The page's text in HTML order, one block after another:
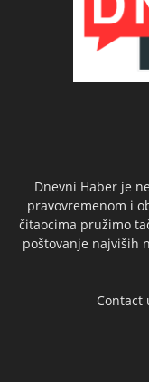
Dnevni Haber je
pravovremenom i
čitaocima pružimo
poštovanje najviših
Contact